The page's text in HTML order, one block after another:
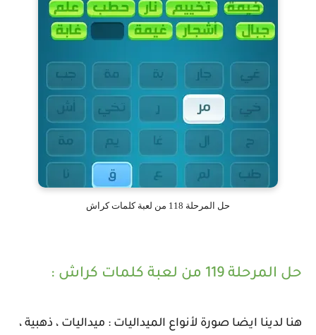
حل المرحلة 118 من لعبة كلمات كراش
حل المرحلة 119 من لعبة كلمات كراش :
هنا لدينا ايضا صورة لأنواع الميداليات : ميداليات ، ذهبية ،